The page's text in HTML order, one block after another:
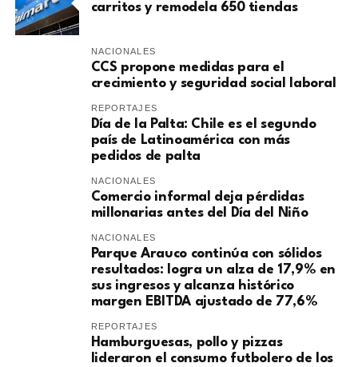
carritos y remodela 650 tiendas
NACIONALES
CCS propone medidas para el
crecimiento y seguridad social laboral
REPORTAJES
Día de la Palta: Chile es el segundo
país de Latinoamérica con más
pedidos de palta
NACIONALES
Comercio informal deja pérdidas
millonarias antes del Día del Niño
NACIONALES
Parque Arauco continúa con sólidos
resultados: logra un alza de 17,9% en
sus ingresos y alcanza histórico
margen EBITDA ajustado de 77,6%
REPORTAJES
Hamburguesas, pollo y pizzas
lideraron el consumo futbolero de los